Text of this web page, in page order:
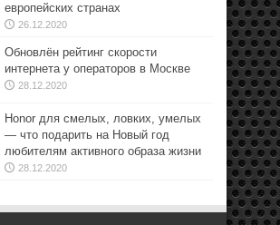
европейских странах
26.12.2020
Обновлён рейтинг скорости
интернета у операторов в Москве
28.12.2020
Honor для смелых, ловких, умелых
— что подарить на Новый год
любителям активного образа жизни
28.12.2020